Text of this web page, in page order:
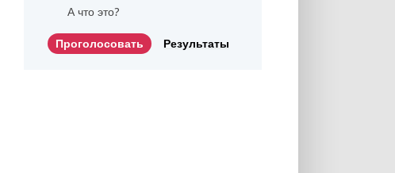
А что это?
Результаты